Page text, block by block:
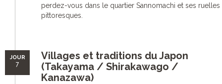
perdez-vous dans le quartier Sannomachi et ses ruelles
pittoresques.
JOUR
7
Villages et traditions du Japon
(Takayama / Shirakawago /
Kanazawa)